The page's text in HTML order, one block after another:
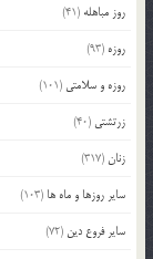
روز مباهله (41)
روزه (93)
روزه و سلامتی (101)
زرتشتی (40)
زنان(317)
سایر روزها و ماه ها (103)
سایر فروع دین (72)